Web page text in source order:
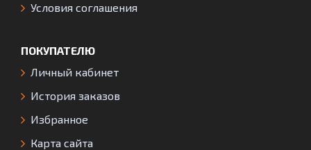
Условия соглашения
ПОКУПАТЕЛЮ
Личный кабинет
История заказов
Избранное
Карта сайта